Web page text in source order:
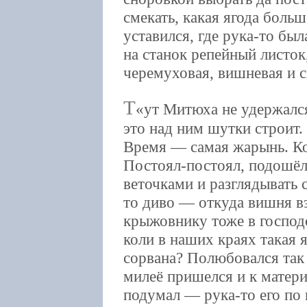
смекать, какая ягода
уставился, где рука-то
на станок репейный
черемуховая, вишневая и
Т ут Митюха не
это над ним шутки
Время — самая жарынь.
Постоял-постоял,
веточками и
то диво — откуда вишня
крыжовнику тоже в
коли в наших краях такая
сорвана? Полюбовался
милеё пришелся и к
подумал — рука-то его по